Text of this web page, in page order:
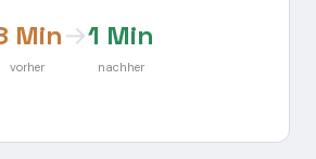
Min
vorher
→1 Min
nachher